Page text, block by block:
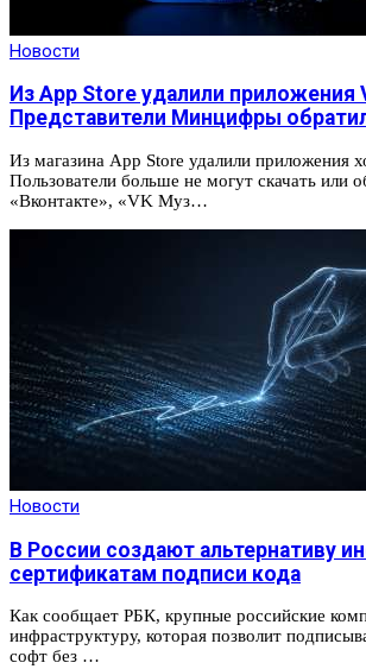
Новости
Из App Store удалили приложения
Представители Минцифры
Из магазина App Store удалили приложения
Пользователи больше не могут скачать или
«Вконтакте», «VK Муз…
Новости
В России создают альтернативу
сертификатам подписи кода
Как сообщает РБК, крупные российские
инфраструктуру, которая позволит
софт без …